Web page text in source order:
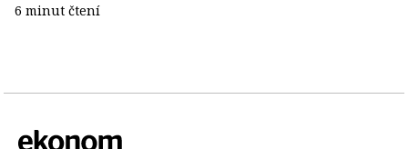
6 minut čtení